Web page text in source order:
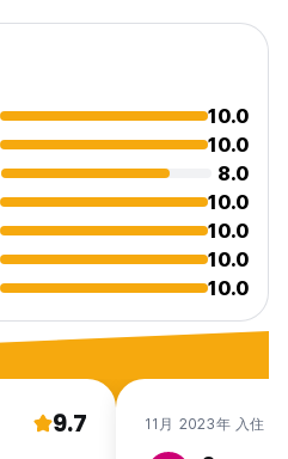
10.0
10.0
8.0
10.0
10.0
10.0
10.0
9.7 11月 2023年 入住